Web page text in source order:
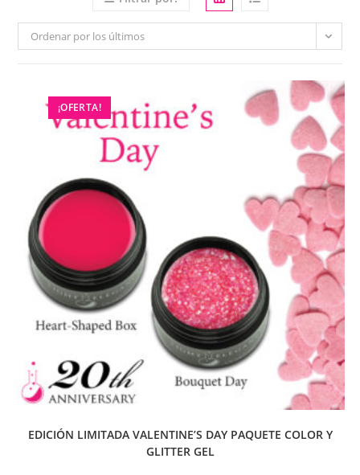
Ordenar por los últimos
¡OFERTA!
EDICIÓN LIMITADA VALENTINE’S DAY PAQUETE COLOR Y
GLITTER GEL